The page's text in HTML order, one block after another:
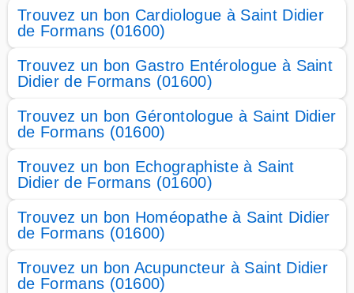
Trouvez un bon Cardiologue à Saint Didier
de Formans (01600)
Trouvez un bon Gastro Entérologue à Saint
Didier de Formans (01600)
Trouvez un bon Gérontologue à Saint Didier
de Formans (01600)
Trouvez un bon Echographiste à Saint
Didier de Formans (01600)
Trouvez un bon Homéopathe à Saint Didier
de Formans (01600)
Trouvez un bon Acupuncteur à Saint Didier
de Formans (01600)